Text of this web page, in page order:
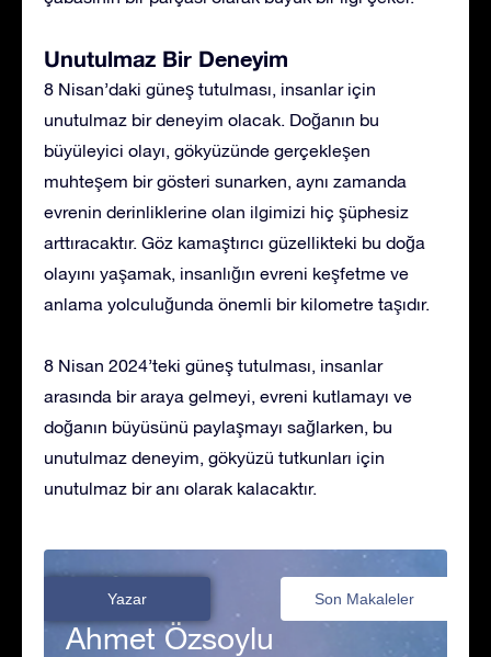
Unutulmaz Bir Deneyim
8 Nisan’daki güneş tutulması, insanlar için
unutulmaz bir deneyim olacak. Doğanın bu
büyüleyici olayı, gökyüzünde gerçekleşen
muhteşem bir gösteri sunarken, aynı zamanda
evrenin derinliklerine olan ilgimizi hiç şüphesiz
arttıracaktır. Göz kamaştırıcı güzellikteki bu doğa
olayını yaşamak, insanlığın evreni keşfetme ve
anlama yolculuğunda önemli bir kilometre taşıdır.
8 Nisan 2024’teki güneş tutulması, insanlar
arasında bir araya gelmeyi, evreni kutlamayı ve
doğanın büyüsünü paylaşmayı sağlarken, bu
unutulmaz deneyim, gökyüzü tutkunları için
unutulmaz bir anı olarak kalacaktır.
Yazar Son Makaleler
Ahmet Özsoylu